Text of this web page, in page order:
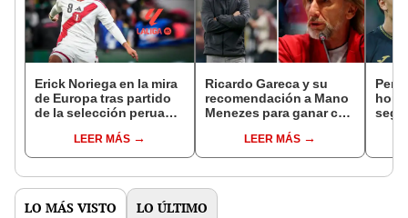
Erick Noriega en la mira
de Europa tras partido
de la selección peruana:
España e Italia se
interesan en el
LEER MÁS
Ricardo Gareca y su
recomendación a Mano
Menezes para ganar con
"Logramos establecer
una conexión"
LEER MÁS
Perú
hora
LO MÁS VISTO LO ÚLTIMO